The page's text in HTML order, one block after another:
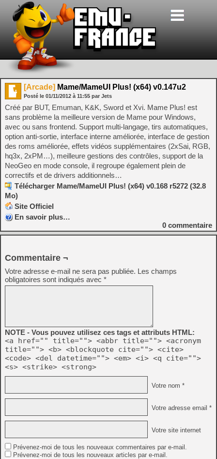
[Arcade] Mame/MameUI Plus! (x64) v0.147u2
Posté le 01/11/2012 à 11:55 par Jets
Créé par BUT, Emuman, K&K, Sword et Xvi. Mame Plus! est
sans problème la meilleure version de Mame pour Windows,
avec ou sans frontend. Support multi-langage, tirs automatiques,
option anti-sortie, interface interne améliorée, interface de gestion
des roms améliorée, effets vidéos supplémentaires (2xSai, RGB,
hq3x, 2xPM…), meilleure gestions des contrôles, support de la
NeoGeo en mode console, il regroupe également plein de
correctifs et de drivers additionnels…
Télécharger Mame/MameUI Plus! (x64) v0.168 r5272 (32.8
Mo)
Site Officiel
En savoir plus…
0 commentaire
Commentaire ¬
Votre adresse e-mail ne sera pas publiée. Les champs
obligatoires sont indiqués avec *
NOTE - Vous pouvez utilisez ces tags et attributs HTML:
<a href="" title=""> <abbr title=""> <acronym
title=""> <b> <blockquote cite=""> <cite>
<code> <del datetime=""> <em> <i> <q cite="">
<s> <strike> <strong>
Votre nom *
Votre adresse email *
Votre site internet
Prévenez-moi de tous les nouveaux commentaires par e-mail.
Prévenez-moi de tous les nouveaux articles par e-mail.